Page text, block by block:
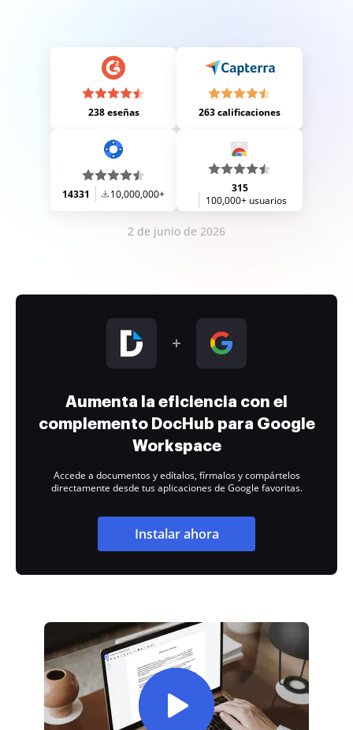
238 eseñas 263 calificaciones
14331 10,000,000+
315
100,000+ usuarios
2 de junio de 2026
Aumenta la eficiencia con el
complemento DocHub para Google
Workspace
Accede a documentos y edítalos, fírmalos y compártelos
directamente desde tus aplicaciones de Google favoritas.
Instalar ahora